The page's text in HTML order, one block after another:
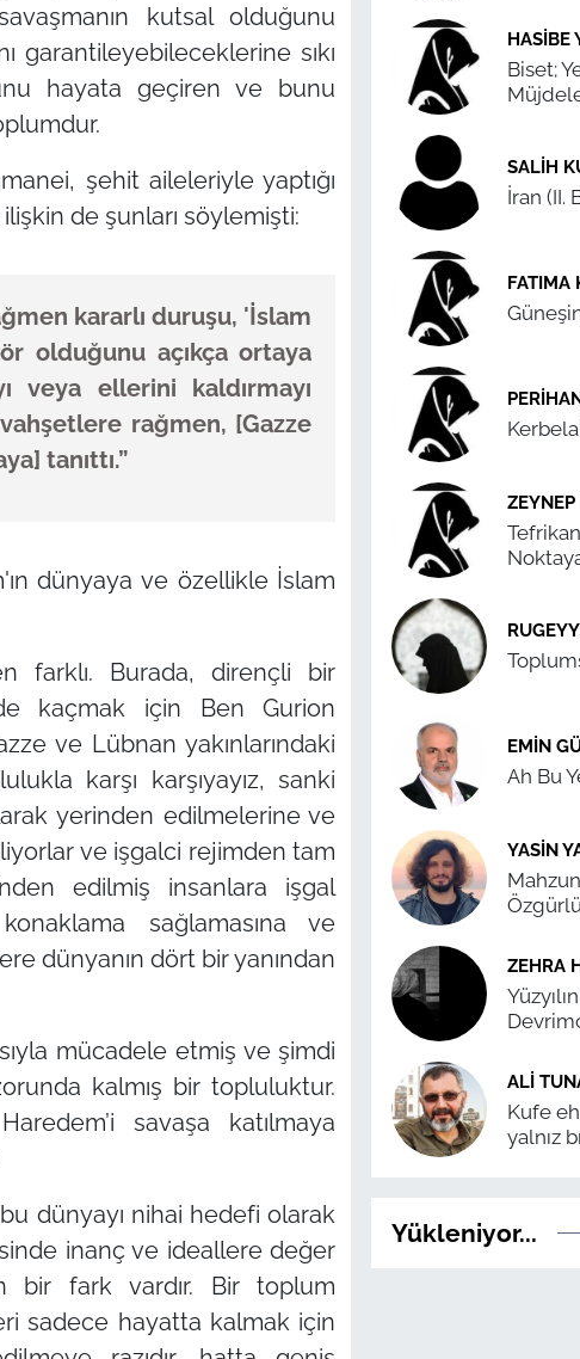
kutsal olduğunu
garantileyebileceklerine sıkı
hayata geçiren ve bunu
şehit aileleriyle yaptığı
de şunları söylemişti:
kararlı duruşu, 'İslam
olduğunu açıkça ortaya
veya ellerini kaldırmayı
rağmen, [Gazze
tanıttı.”
dünyaya ve özellikle İslam
farklı. Burada, dirençli bir
kaçmak için Ben Gurion
ve Lübnan yakınlarındaki
karşı karşıyayız, sanki
yerinden edilmelerine ve
ve işgalci rejimden tam
edilmiş insanlara işgal
sağlamasına ve
dünyanın dört bir yanından
mücadele etmiş ve şimdi
kalmış bir topluluktur.
savaşa katılmaya
dünyayı nihai hedefi olarak
inanç ve ideallere değer
bir fark vardır. Bir toplum
sadece hayatta kalmak için
HASIBE
Biset;
SALIH
İran (II.
FATIMA
ZEYNEP
EMIN
Ah Bu
YASIN
ZEHRA
ALI
Kufe
yalnız
Yükleniyor...